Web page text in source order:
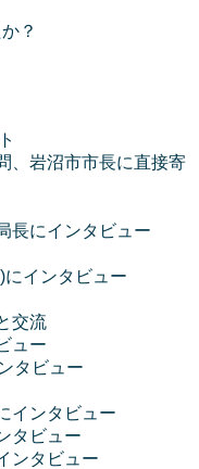
？
、岩沼市市長に直接寄
長にインタビュー
にインタビュー
交流
ュー
タビュー
インタビュー
タビュー
ンタビュー